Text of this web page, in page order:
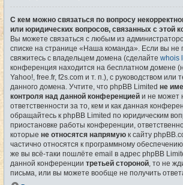
С кем можно связаться по вопросу
или юридических вопросов, связанных с этой
Вы можете связаться с любым из
списке на странице «Наша команда». Если вы не
свяжитесь с владельцем домена (сделайте whois
конференция находится на бесплатном домене
Yahoo!, free.fr, f2s.com и т. п.), с руководством или
данного домена. Учтите, что phpBB Limited не
контроля над данной конференцией и не может
ответственности за то, кем и как данная
обращайтесь к phpBB Limited по юридическим
приостановке работы конференции,
которые не относятся напрямую к сайту
частично относятся к программному
же вы всё-таки пошлёте email в адрес phpBB
данной конференции третьей стороной , то не
письма, или вы можете вообще не получить